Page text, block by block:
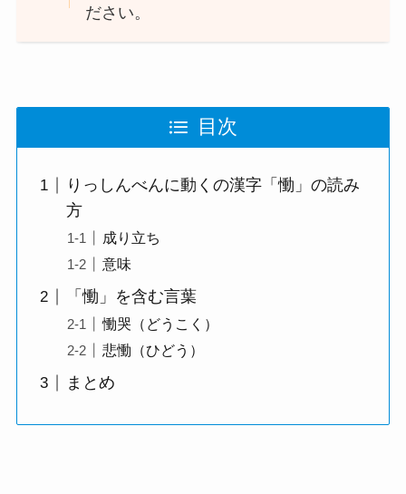
ださい。
目次
りっしんべんに動くの漢字「慟」の読み
方
成り立ち
意味
「慟」を含む言葉
慟哭（どうこく）
悲慟（ひどう）
まとめ